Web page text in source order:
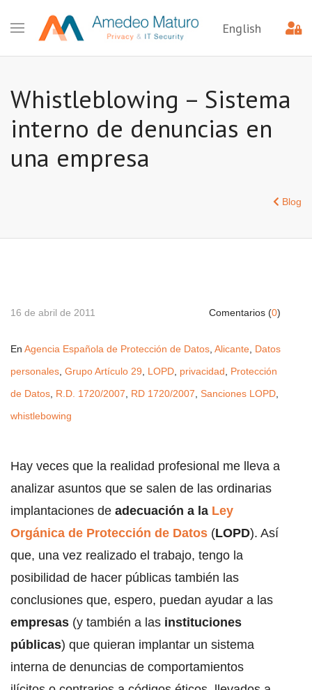
English
Whistleblowing – Sistema
interno de denuncias en
una empresa
Blog
16 de abril de 2011 Comentarios (0)
En Agencia Española de Protección de Datos Alicante Datos
personales Grupo Artículo 29 LOPD privacidad
Protección
de Datos R.D. 1720/2007 RD 1720/2007 Sanciones LOPD
whistlebowing
Hay veces que la realidad profesional me lleva a
analizar asuntos que se salen de las ordinarias
implantaciones de adecuación a la Ley
Orgánica de Protección de Datos (LOPD). Así
que, una vez realizado el trabajo, tengo la
posibilidad de hacer públicas también las
conclusiones que, espero, puedan ayudar a las
empresas (y también a las instituciones
públicas) que quieran implantar un sistema
interna de denuncias de comportamientos